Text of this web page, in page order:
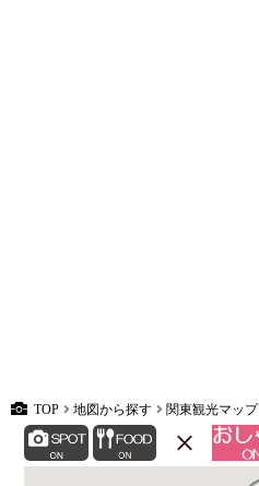
TOP 地図から探す 関東観光マップ